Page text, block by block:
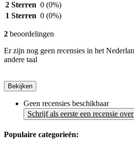
2 Sterren 0 (0%)
1 Sterren 0 (0%)
2 beoordelingen
Er zijn nog geen recensies in het
andere taal
Bekijken
Geen recensies beschikbaar
Schrijf als eerste een recensie
Populaire categorieën: